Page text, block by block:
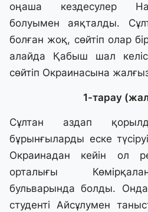
оңаша кездесулер
болуымен аяқталды.
болған жоқ, сөйтіп олар
алайда Қабыш шал
сөйтіп Окраинасына
1-тарау
Сұлтан аздап
бұрынғыларды еске
Окраинадан кейін ол
орталығы
бульварында болды.
студенті Айсұлумен